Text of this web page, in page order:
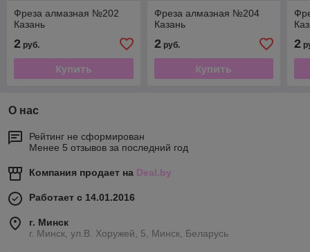
Фреза алмазная №202
Казань
2 руб.
Купить
Фреза алмазная №204
Казань
2руб.
Купить
2
О нас
Рейтинг не сформирован
Менее 5 отзывов за последний год
Компания продает на Deal.by
Работает с 14.01.2016
г. Минск
г. Минск, ул.В. Хоружей, 5, Минск, Беларусь